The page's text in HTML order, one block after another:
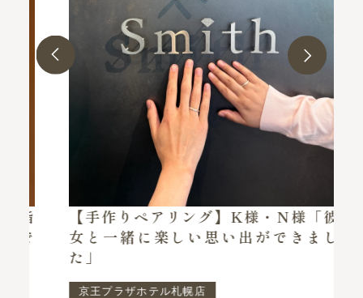
【手作りペアリング】K様・N様「彼
女と一緒に楽しい思い出ができまし
た」
京王プラザホテル札幌店